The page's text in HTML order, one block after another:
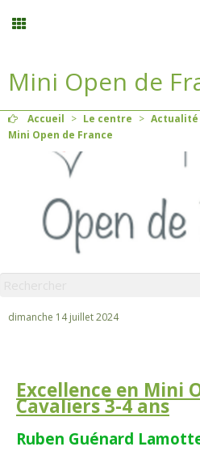
Inscription stages et
Planning
Mon compte
Mini Open de
Accueil > Le centre > Actualité
Mini Open de France
dimanche 14 juillet 2024
Excellence en Mini
Cavaliers 3-4 ans
Ruben Guénard